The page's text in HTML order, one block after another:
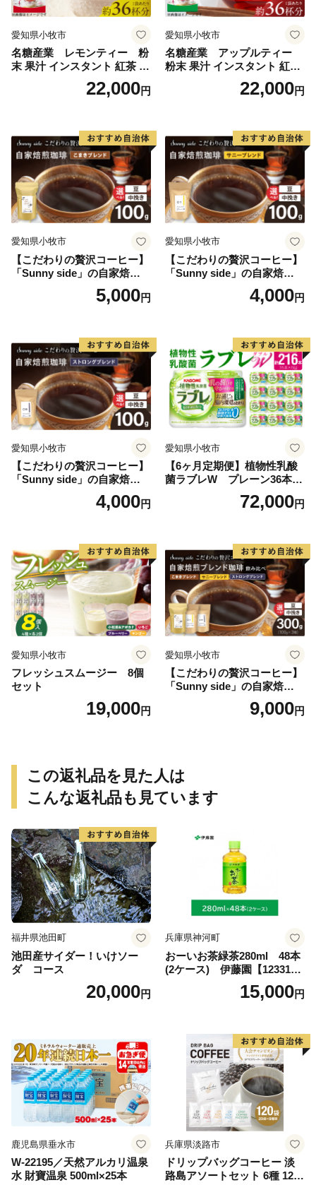
愛知県小牧市
名糖産業 レモンティー 粉
末 果汁 インスタント 紅茶 ビ
タミンC 袋 ロングセラー 粉
末飲料 粉末茶 簡単 手軽 ホッ
22,000円
愛知県小牧市
名糖産業 アップルティー
粉末 果汁 インスタント 紅茶
ティー ビタミンC 袋 ロング
セラー 粉末飲料 粉末茶 簡単
22,000円
愛知県小牧市
【こだわりの贅沢コーヒー】
「Sunny side」の自家焙煎珈
琲こまきブレンド（100g）
5,000円
愛知県小牧市
【こだわりの贅沢コーヒー】
「Sunny side」の自家焙煎珈
琲サニーブレンド（100g）
4,000円
愛知県小牧市
【こだわりの贅沢コーヒー】
「Sunny side」の自家焙煎珈
琲ストロングブレンド（100
4,000円
愛知県小牧市
【6ヶ月定期便】植物性乳酸
菌ラブレW プレーン36本
72,000円
愛知県小牧市
フレッシュスムージー 8個
セット
19,000円
愛知県小牧市
【こだわりの贅沢コーヒー】
「Sunny side」の自家焙煎珈
琲ブレンド珈琲飲み比べセッ
9,000円
この返礼品を見た人は
こんな返礼品も見ています
福井県池田町
池田産サイダー！いけソー
ダ コース
20,000円
兵庫県神河町
おーいお茶緑茶280ml 48本
(2ケース) 伊藤園【123317
15,000円
鹿児島県垂水市
W-22195／天然アルカリ温泉
水 財寶温泉 500ml×25本
兵庫県淡路市
ドリップバッグコーヒー 淡
路島アソートセット 6種 120